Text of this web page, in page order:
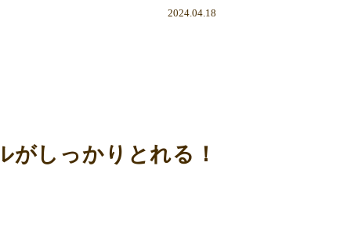
2024.04.18
しっかりとれる！